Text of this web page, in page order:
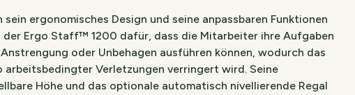
sein ergonomisches Design und seine anpassbaren Funktionen
Ergo Staff™ 1200 dafür, dass die Mitarbeiter ihre Aufgaben
oder Unbehagen ausführen können, wodurch das
arbeitsbedingter Verletzungen verringert wird. Seine
Höhe und das optionale automatisch nivellierende Regal